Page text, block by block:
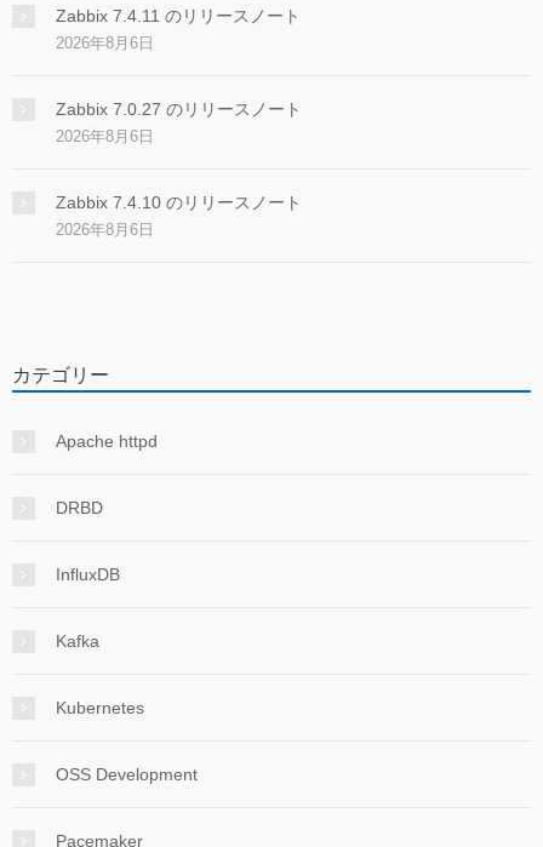
Zabbix 7.4.11 のリリースノート
2026年8月6日
Zabbix 7.0.27 のリリースノート
2026年8月6日
Zabbix 7.4.10 のリリースノート
2026年8月6日
カテゴリー
Apache httpd
DRBD
InfluxDB
Kafka
Kubernetes
OSS Development
Pacemaker